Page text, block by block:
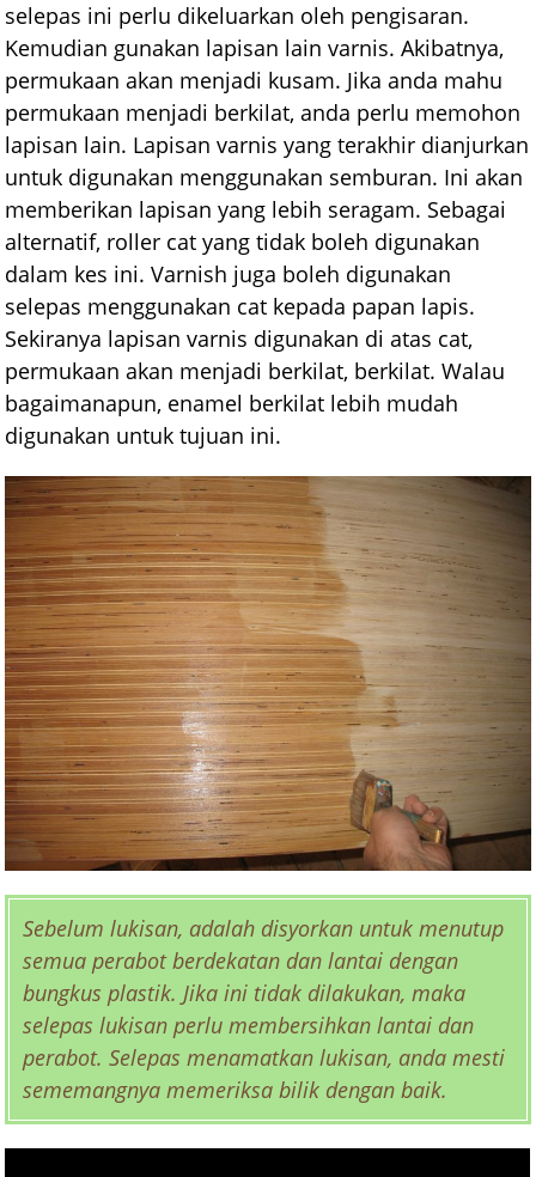
selepas ini perlu dikeluarkan oleh pengisaran.
Kemudian gunakan lapisan lain varnis. Akibatnya,
permukaan akan menjadi kusam. Jika anda mahu
permukaan menjadi berkilat, anda perlu memohon
lapisan lain. Lapisan varnis yang terakhir dianjurkan
untuk digunakan menggunakan semburan. Ini akan
memberikan lapisan yang lebih seragam. Sebagai
alternatif, roller cat yang tidak boleh digunakan
dalam kes ini. Varnish juga boleh digunakan
selepas menggunakan cat kepada papan lapis.
Sekiranya lapisan varnis digunakan di atas cat,
permukaan akan menjadi berkilat, berkilat. Walau
bagaimanapun, enamel berkilat lebih mudah
digunakan untuk tujuan ini.
Sebelum lukisan, adalah disyorkan untuk menutup
semua perabot berdekatan dan lantai dengan
bungkus plastik. Jika ini tidak dilakukan, maka
selepas lukisan perlu membersihkan lantai dan
perabot. Selepas menamatkan lukisan, anda mesti
sememangnya memeriksa bilik dengan baik.